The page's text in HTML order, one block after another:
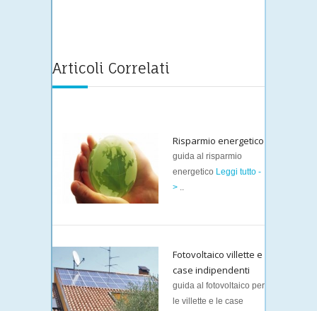
Articoli Correlati
Risparmio energetico
guida al risparmio
energetico Leggi tutto -
> ..
Fotovoltaico villette e
case indipendenti
guida al fotovoltaico per
le villette e le case